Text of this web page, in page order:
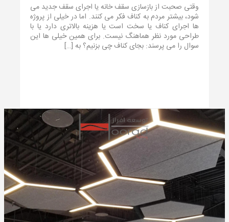
وقتی صحبت از بازسازی سقف خانه یا اجرای سقف جدید می
شود، بیشتر مردم به کناف فکر می کنند. اما در خیلی از پروژه
ها اجرای کناف یا سخت است یا هزینه بالاتری دارد یا با
طراحی مورد نظر هماهنگ نیست. برای همین خیلی ها این
سوال را می پرسند: بجای کناف چی بزنیم؟ به […]